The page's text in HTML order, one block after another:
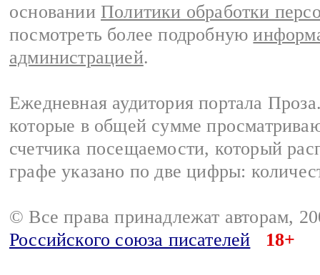
основании Политики обработки
посмотреть более подробную
администрацией.
Ежедневная аудитория портала
которые в общей сумме
счетчика посещаемости, который
графе указано по две цифры:
© Все права принадлежат авторам,
Российского союза писателей
18+